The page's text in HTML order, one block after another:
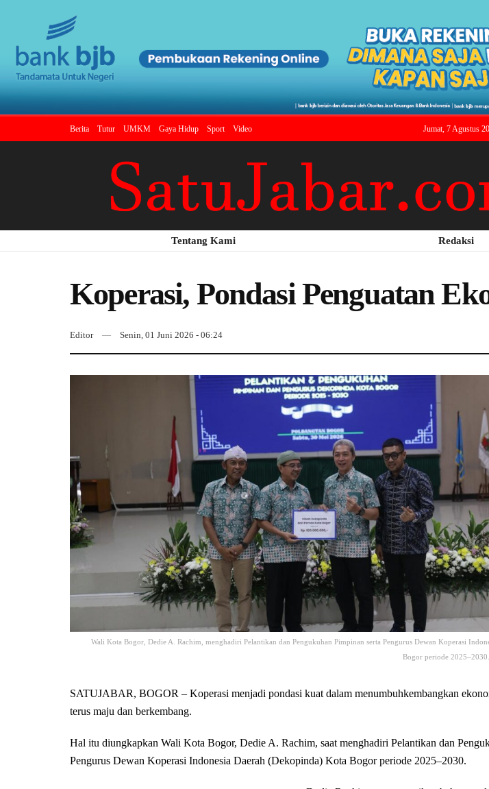
Berita Tutur UMKM Gaya Hidup Sport Video Jumat, 7 Agustus
Tentang Kami Redaksi
Koperasi, Pondasi Penguatan
Editor Senin, 01 Juni 2026 - 06:24
Wali Kota Bogor, Dedie A. Rachim, menghadiri Pelantikan dan Pengukuhan Pimpinan serta Pengurus Dewan Koperasi
Bogor periode
SATUJABAR, BOGOR – Koperasi menjadi pondasi kuat dalam menumbuhkembangkan
terus maju dan berkembang.
Hal itu diungkapkan Wali Kota Bogor, Dedie A. Rachim, saat menghadiri Pelantikan dan
Pengurus Dewan Koperasi Indonesia Daerah (Dekopinda) Kota Bogor periode 2025–2030.